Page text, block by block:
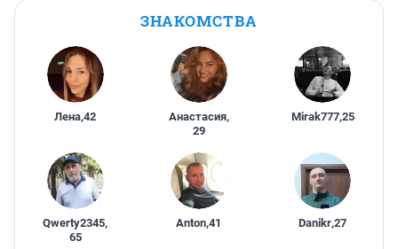
ЗНАКОМСТВА
Лена,42 Анастасия,
29
Mirak777,25
Qwerty2345,
65
Anton,41 Danikr,27